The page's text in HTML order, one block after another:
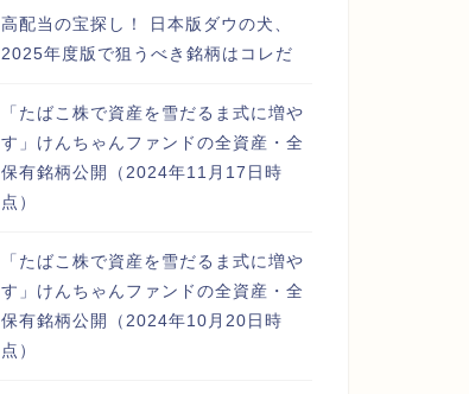
高配当の宝探し！ 日本版ダウの犬、
2025年度版で狙うべき銘柄はコレだ
「たばこ株で資産を雪だるま式に増や
す」けんちゃんファンドの全資産・全
保有銘柄公開（2024年11月17日時
点）
「たばこ株で資産を雪だるま式に増や
す」けんちゃんファンドの全資産・全
保有銘柄公開（2024年10月20日時
点）